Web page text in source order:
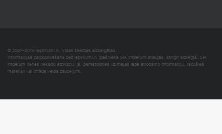
© 2007–2018 Iepirkumi.lv. Visas tiesības aizsargātas.
Informācijas pārpublicēšana bez iepirkumi.lv īpašnieka SIA Imperum atļaujas, stingri aizliegta. SIA
Imperum nenes nekādu atbildību, ja, pamatojoties uz mājas lapā atrodamo informāciju, radušies
materiāli vai citāda veida zaudējumi.